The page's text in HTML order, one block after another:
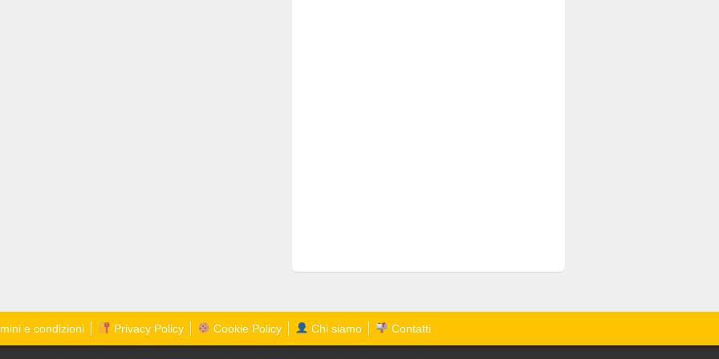
e condizioni Privacy Policy Cookie Policy Chi siamo Contatti